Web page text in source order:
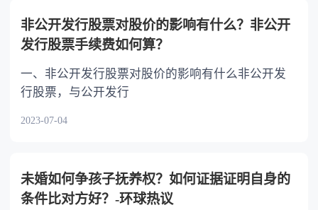
非公开发行股票对股价的影响有什么？非公开
发行股票手续费如何算？
一、非公开发行股票对股价的影响有什么非公开发
行股票，与公开发行
2023-07-04
未婚如何争孩子抚养权？如何证据证明自身的
条件比对方好？-环球热议